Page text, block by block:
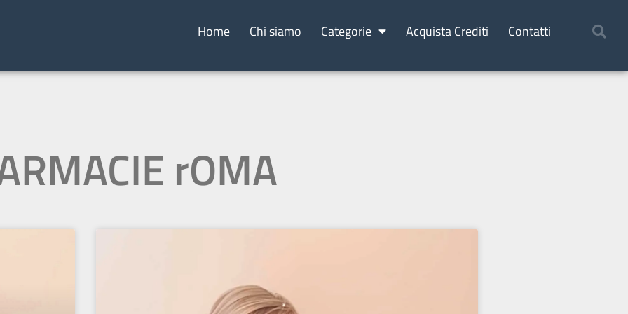
Home Chi siamo Categorie Acquista Crediti Contatti
rOMA